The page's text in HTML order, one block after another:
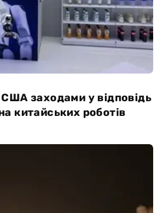
США заходами у відповідь
китайських роботів